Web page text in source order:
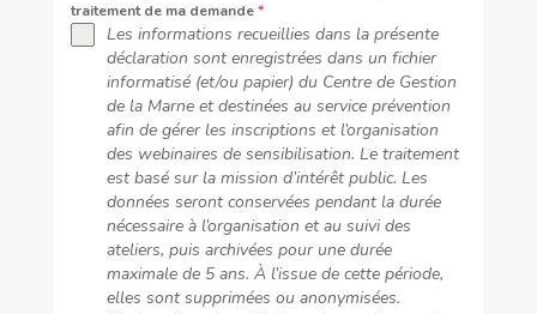
traitement de ma demande*
Les informations recueillies dans la présente
déclaration sont enregistrées dans un fichier
informatisé (et/ou papier) du Centre de Gestion
de la Marne et destinées au service prévention
afin de gérer les inscriptions et l’organisation
des webinaires de sensibilisation. Le traitement
est basé sur la mission d’intérêt public. Les
données seront conservées pendant la durée
nécessaire à l’organisation et au suivi des
ateliers, puis archivées pour une durée
maximale de 5 ans. À l’issue de cette période,
elles sont supprimées ou anonymisées.